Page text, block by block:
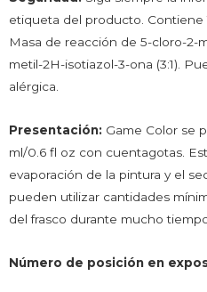
etiqueta del producto. Contiene
Masa de reacción de 5-cloro-2-
metil-2H-isotiazol-3-ona (3:1).
alérgica.
Presentación: Game Color se
ml/0.6 fl oz con cuentagotas.
evaporación de la pintura y el
pueden utilizar cantidades
del frasco durante mucho
Número de posición en